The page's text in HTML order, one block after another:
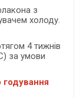
з
холоду.
4 тижнів
за умови
годування